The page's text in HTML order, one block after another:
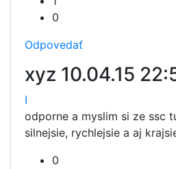
0
Odpovedať
xyz 10.04.15
I
odporne a myslim si ze ssc
silnejsie, rychlejsie a aj
0